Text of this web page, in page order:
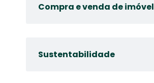
Compra e venda de imóvel
Sustentabilidade